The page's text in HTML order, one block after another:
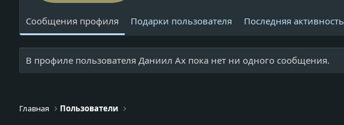
Сообщения профиля Подарки пользователя Последняя активность
В профиле пользователя Даниил Ах пока нет ни одного сообщения.
Главная Пользователи